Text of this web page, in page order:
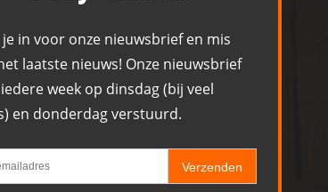
in voor onze nieuwsbrief en mis
laatste nieuws! Onze nieuwsbrief
week op dinsdag (bij veel
en donderdag verstuurd.
Verzenden